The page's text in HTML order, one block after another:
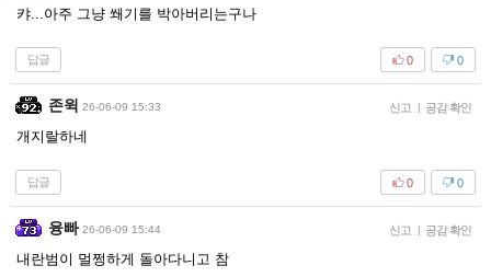
캬...아주 그냥 쐐기를 박아버리는구나
답글 0
0
존윅 26-06-09 15:33 신고 | 공감 확인
개지랄하네
답글 0
0
융빠 26-06-09 15:44 신고 | 공감 확인
내란범이 멀쩡하게 돌아다니고 참